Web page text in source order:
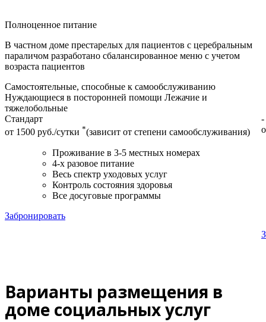
Полноценное питание
В частном доме престарелых для пациентов с церебральным
параличом разработано сбалансированное меню с учетом
возраста пациентов
Самостоятельные, способные к самообслуживанию
Нуждающиеся в посторонней помощи Лежачие и
тяжелобольные
Стандарт
от 1500 руб./сутки *(зависит от степени самообслуживания)
Проживание в 3-5 местных номерах
4-х разовое питание
Весь спектр уходовых услуг
Контроль состояния здоровья
Все досуговые программы
Забронировать
-
Варианты размещения в
доме социальных услуг